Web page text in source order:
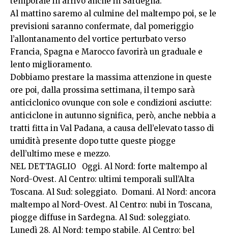
Al mattino saremo al culmine del maltempo poi, se le
previsioni saranno confermate, dal pomeriggio
l’allontanamento del vortice perturbato verso
Francia, Spagna e Marocco favorirà un graduale e
lento miglioramento.
Dobbiamo prestare la massima attenzione in queste
ore poi, dalla prossima settimana, il tempo sarà
anticiclonico ovunque con sole e condizioni asciutte:
anticiclone in autunno significa, però, anche nebbia a
tratti fitta in Val Padana, a causa dell’elevato tasso di
umidità presente dopo tutte queste piogge
dell’ultimo mese e mezzo.
NEL DETTAGLIO Oggi. Al Nord: forte maltempo al
Nord-Ovest. Al Centro: ultimi temporali sull’Alta
Toscana. Al Sud: soleggiato. Domani. Al Nord: ancora
maltempo al Nord-Ovest. Al Centro: nubi in Toscana,
piogge diffuse in Sardegna. Al Sud: soleggiato.
Lunedì 28. Al Nord: tempo stabile. Al Centro: bel